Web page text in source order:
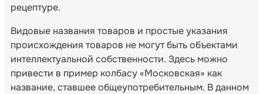
рецептуре.
Видовые названия товаров и простые указания
происхождения товаров не могут быть объектами
интеллектуальной собственности. Здесь можно
привести в пример колбасу «Московская» как
название, ставшее общеупотребительным. В данном